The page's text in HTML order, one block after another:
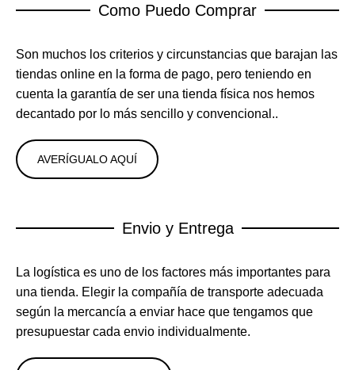
Como Puedo Comprar
Son muchos los criterios y circunstancias que barajan las
tiendas online en la forma de pago, pero teniendo en
cuenta la garantía de ser una tienda física nos hemos
decantado por lo más sencillo y convencional..
AVERÍGUALO AQUÍ
Envio y Entrega
La logística es uno de los factores más importantes para
una tienda. Elegir la compañía de transporte adecuada
según la mercancía a enviar hace que tengamos que
presupuestar cada envio individualmente.